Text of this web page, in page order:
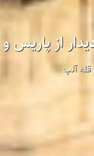
از پاریس و